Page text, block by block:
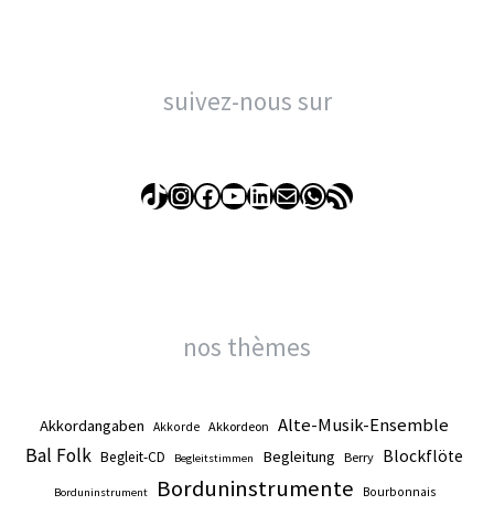
suivez-nous sur
TikTok
Instagram
Facebook
YouTube
LinkedIn
E-mailWhatsApp
Flux RSS
nos thèmes
Akkordangaben Akkorde Akkordeon Alte-Musik-Ensemble
Bal Folk Begleit-CD Begleitstimmen Begleitung Berry Blockflöte
Borduninstrument Borduninstrumente Bourbonnais